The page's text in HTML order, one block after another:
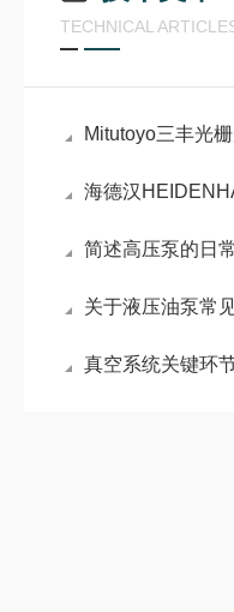
TECHNICAL
Mitutoyo三丰光栅尺维修
海德汉HEIDENHAIN光栅
简述高压泵的日
关于液压油泵常
真空系统关键环节：VAT蝶阀维